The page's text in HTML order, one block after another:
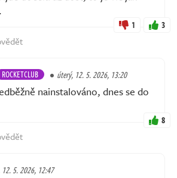
1 3
ROCKETCLUB úterý, 12. 5. 2026, 13:20
nainstalováno, dnes se do
8
5. 2026, 12:47